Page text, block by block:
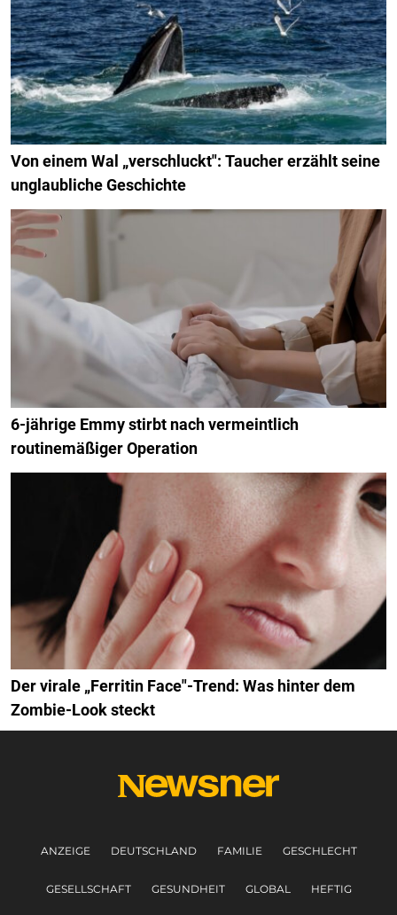
Von einem Wal „verschluckt": Taucher erzählt seine
unglaubliche Geschichte
6-jährige Emmy stirbt nach vermeintlich
routinemäßiger Operation
Der virale „Ferritin Face"-Trend: Was hinter dem
Zombie-Look steckt
ANZEIGE DEUTSCHLAND FAMILIE GESCHLECHT
GESELLSCHAFT GESUNDHEIT GLOBAL HEFTIG